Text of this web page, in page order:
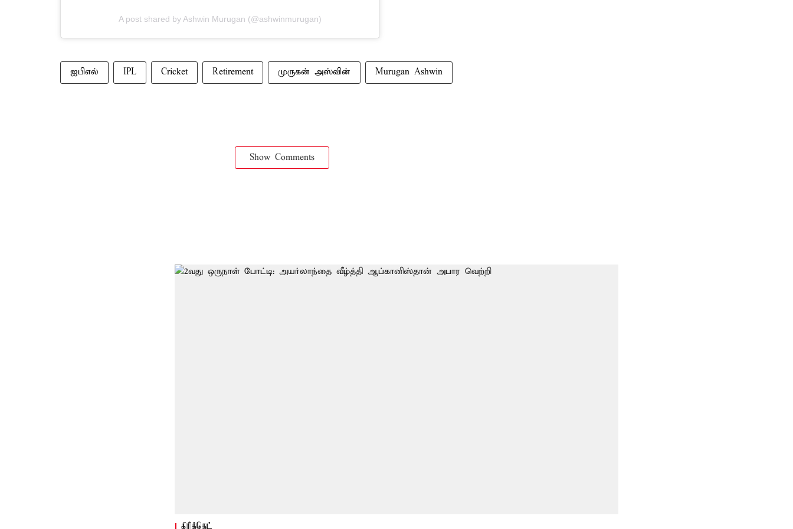
A post shared by Ashwin Murugan (@ashwinmurugan)
ஐபிஎல் IPL Cricket Retirement முருகன் அஸ்வின் Murugan Ashwin
Show Comments
கிரிக்கெட்